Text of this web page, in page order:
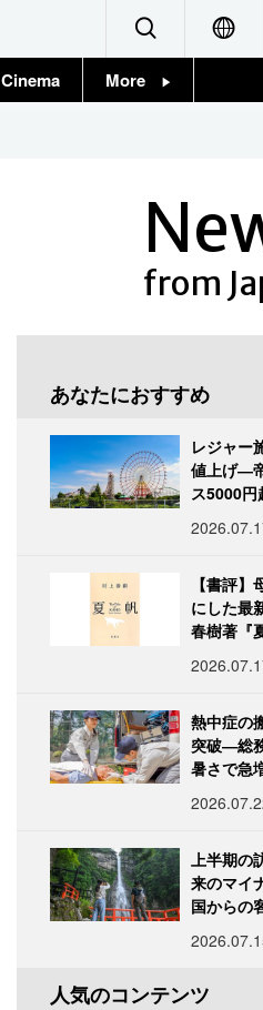
Cinema More
from
あなたにおすすめ
レジャー
値上げ―
ス5000円
【書評
にした最
春樹著『
熱中症の
突破―総
暑さで急
上半期の
来のマイ
国からの
人気のコンテンツ